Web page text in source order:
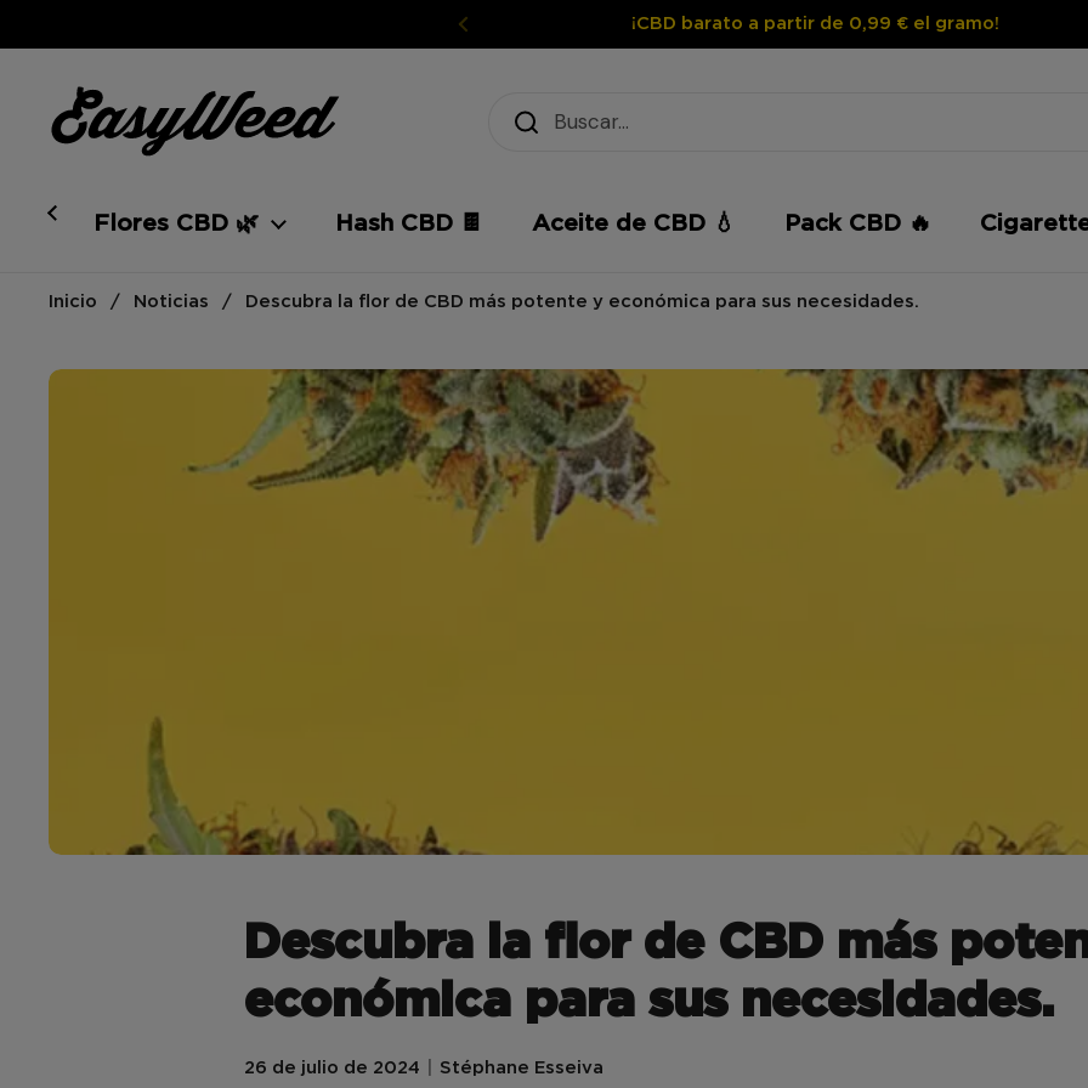
¡CBD barato a partir de 0,99 € el gramo!
Flores CBD 🌿 Hash CBD 🍫 Aceite de CBD 💧 Pack CBD 🔥
Inicio / Noticias / Descubra la flor de CBD más potente y económica para sus necesidades.
Descubra la flor de CBD más
económica para sus necesidades.
26 de julio de 2024 Stéphane Esseiva